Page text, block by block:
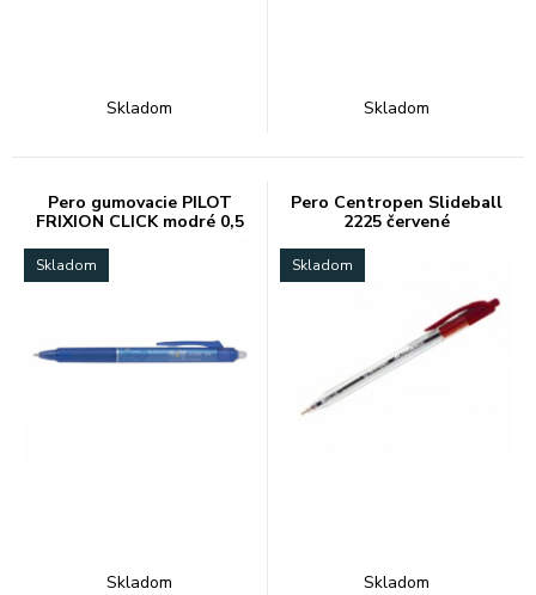
Skladom Skladom
Pero gumovacie PILOT
FRIXION CLICK modré 0,5
Skladom
Skladom
Pero Centropen Slideball
2225 červené
Skladom
Skladom